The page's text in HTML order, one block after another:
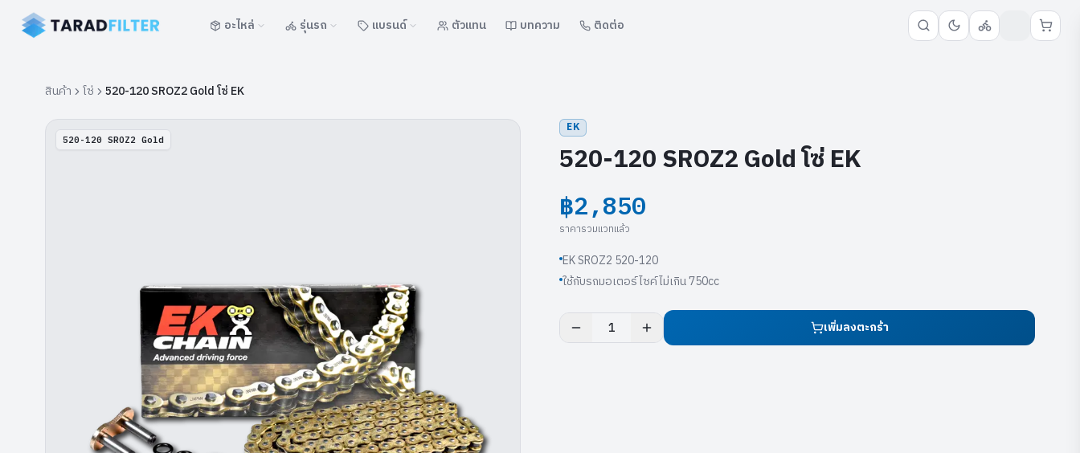
อะไหล่ รุ่นรถ แบรนด์ ตัวแทน บทความ ติดต่อ
สินค้า โซ่ 520-120 SROZ2 Gold โซ่ EK
520-120 SROZ2 Gold
EK
520-120 SROZ2 Gold โซ่ EK
฿2,850
ราคารวมแวทแล้ว
EK SROZ2 520-120
ใช้กับรถมอเตอร์ไซค์ไม่เกิน 750cc
1 เพิ่มลงตะกร้า